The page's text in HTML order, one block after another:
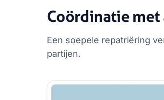
Coördinatie
Een soepele repatriëring
partijen.